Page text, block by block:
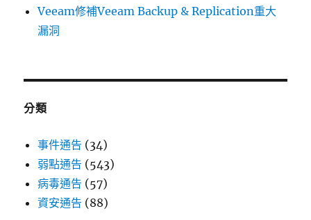
Veeam修補Veeam Backup & Replication重大
漏洞
分類
事件通告 (34)
弱點通告 (543)
病毒通告 (57)
資安通告 (88)